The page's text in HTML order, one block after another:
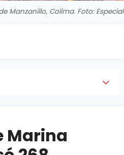
Manzanillo, Colima. Foto: Especial
puerto de Lázaro
Marina